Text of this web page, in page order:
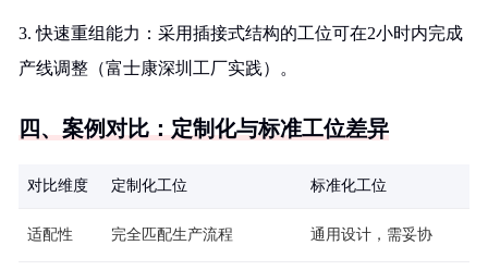
3. 快速重组能力：采用插接式结构的工位可在2小时内完成
产线调整（富士康深圳工厂实践）。
四、案例对比：定制化与标准工位差异
对比维度 定制化工位 标准化工位
适配性 完全匹配生产流程 通用设计，需妥协